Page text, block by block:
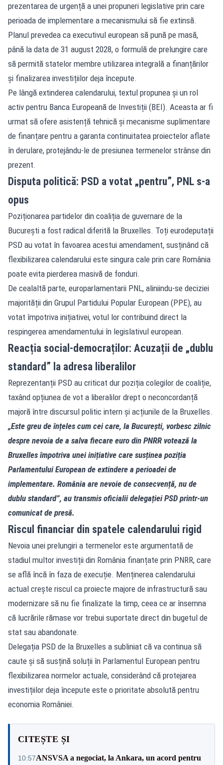
prezentarea de urgență a unei propuneri legislative prin care
perioada de implementare a mecanismului să fie extinsă.
Planul prevedea ca executivul european să pună pe masă,
până la data de 31 august 2028, o formulă de prelungire care
să permită statelor membre utilizarea integrală a finanțărilor
și finalizarea investițiilor deja începute.
Pe lângă extinderea calendarului, textul propunea și un rol
activ pentru Banca Europeană de Investiții (BEI). Aceasta ar fi
urmat să ofere asistență tehnică și mecanisme suplimentare
de finanțare pentru a garanta continuitatea proiectelor aflate
în derulare, protejându-le de presiunea termenelor strânse din
prezent.
Disputa politică: PSD a votat „pentru”, PNL s-a
opus
Poziționarea partidelor din coaliția de guvernare de la
București a fost radical diferită la Bruxelles. Toți eurodeputații
PSD au votat în favoarea acestui amendament, susținând că
flexibilizarea calendarului este singura cale prin care România
poate evita pierderea masivă de fonduri.
De cealaltă parte, europarlamentarii PNL, aliniindu-se deciziei
majorității din Grupul Partidului Popular European (PPE), au
votat împotriva inițiativei, votul lor contribuind direct la
respingerea amendamentului în legislativul european.
Reacția social-democraților: Acuzații de „dublu
standard” la adresa liberalilor
Reprezentanții PSD au criticat dur poziția colegilor de coaliție,
taxând opțiunea de vot a liberalilor drept o neconcordanță
majoră între discursul politic intern și acțiunile de la Bruxelles.
„Este greu de înțeles cum cei care, la București, vorbesc zilnic
despre nevoia de a salva fiecare euro din PNRR votează la
Bruxelles împotriva unei inițiative care susținea poziția
Parlamentului European de extindere a perioadei de
implementare. România are nevoie de consecvență, nu de
dublu standard”, au transmis oficialii delegației PSD printr-un
comunicat de presă.
Riscul financiar din spatele calendarului rigid
Nevoia unei prelungiri a termenelor este argumentată de
stadiul multor investiții din România finanțate prin PNRR, care
se află încă în faza de execuție. Menținerea calendarului
actual crește riscul ca proiecte majore de infrastructură sau
modernizare să nu fie finalizate la timp, ceea ce ar însemna
că lucrările rămase vor trebui suportate direct din bugetul de
stat sau abandonate.
Delegația PSD de la Bruxelles a subliniat că va continua să
caute și să susțină soluții în Parlamentul European pentru
flexibilizarea normelor actuale, considerând că protejarea
investițiilor deja începute este o prioritate absolută pentru
economia României.
CITEȘTE ȘI
10:57ANSVSA a negociat, la Ankara, un acord pentru